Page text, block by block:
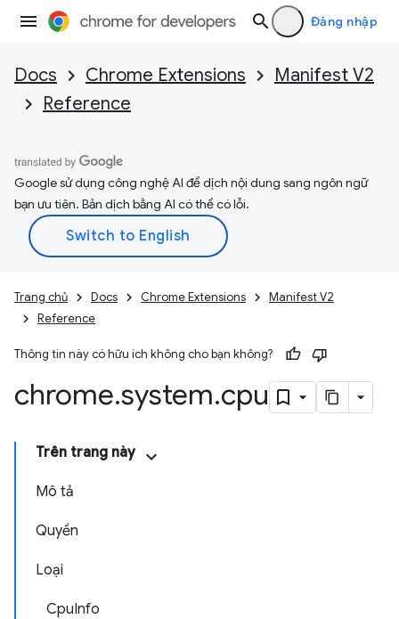
Đăng nhập
Docs Chrome Extensions
Manifest V2
Reference
Google sử dụng công nghệ AI để dịch nội dung sang ngôn ngữ
bạn ưu tiên. Bản dịch bằng AI có thể có lỗi.
Trang chủ Docs Chrome Extensions
Manifest V2
Reference
Thông tin này có hữu ích không cho bạn không?
chrome.system.cpu
Trên trang này
Mô tả
Quyền
Loại
CpuInfo